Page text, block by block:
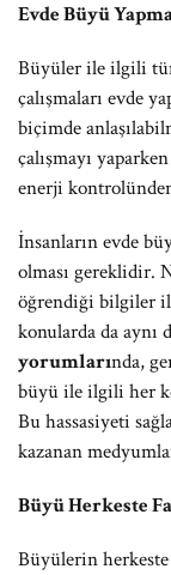
Evde Büyü
Büyüler ile ilgili
çalışmaları evde
biçimde
çalışmayı
enerji
İnsanların evde
olması gereklidir.
öğrendiği bilgiler
konularda da aynı
yorumlarında,
büyü ile ilgili her
Bu hassasiyeti
kazanan
Büyü Herkeste
Büyülerin